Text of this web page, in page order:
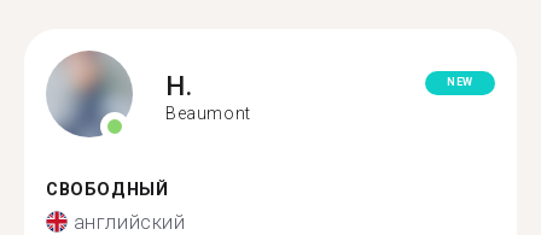
H.
Beaumont
NEW
СВОБОДНЫЙ
английский